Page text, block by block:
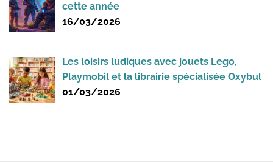
cette année
16/03/2026
Les loisirs ludiques avec jouets Lego,
Playmobil et la librairie spécialisée Oxybul
01/03/2026